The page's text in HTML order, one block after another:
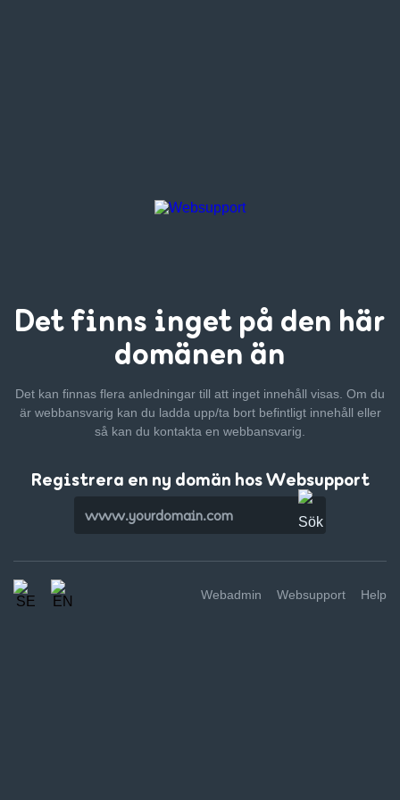
Det finns inget på den här
domänen än
Det kan finnas flera anledningar till att inget innehåll visas. Om du
är webbansvarig kan du ladda upp/ta bort befintligt innehåll eller
så kan du kontakta en webbansvarig.
Registrera en ny domän hos Websupport
Webadmin Websupport Help